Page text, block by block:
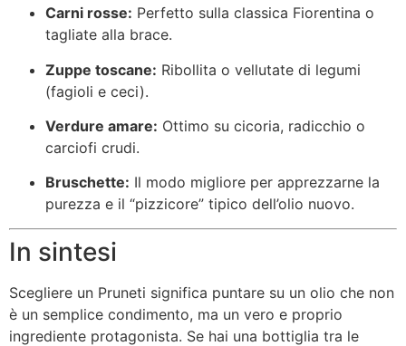
Carni rosse: Perfetto sulla classica Fiorentina o
tagliate alla brace.
Zuppe toscane: Ribollita o vellutate di legumi
(fagioli e ceci).
Verdure amare: Ottimo su cicoria, radicchio o
carciofi crudi.
Bruschette: Il modo migliore per apprezzarne la
purezza e il “pizzicore” tipico dell’olio nuovo.
In sintesi
Scegliere un Pruneti significa puntare su un olio che non
è un semplice condimento, ma un vero e proprio
ingrediente protagonista. Se hai una bottiglia tra le